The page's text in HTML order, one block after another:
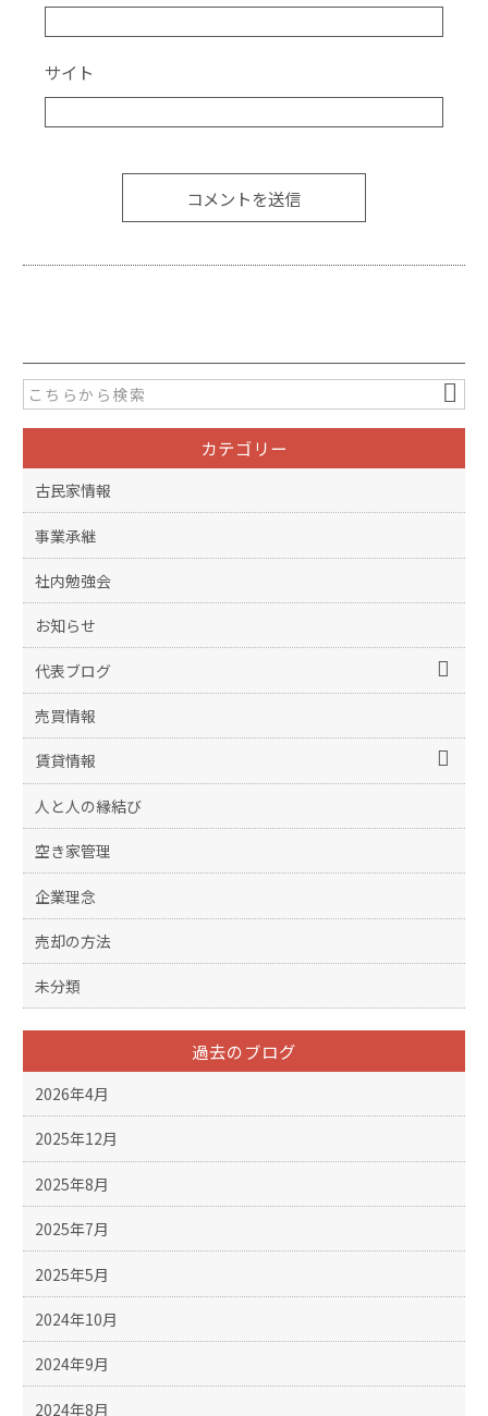
サイト
カテゴリー
古民家情報
事業承継
社内勉強会
お知らせ
代表ブログ
売買情報
賃貸情報
人と人の縁結び
空き家管理
企業理念
売却の方法
未分類
過去のブログ
2026年4月
2025年12月
2025年8月
2025年7月
2025年5月
2024年10月
2024年9月
2024年8月